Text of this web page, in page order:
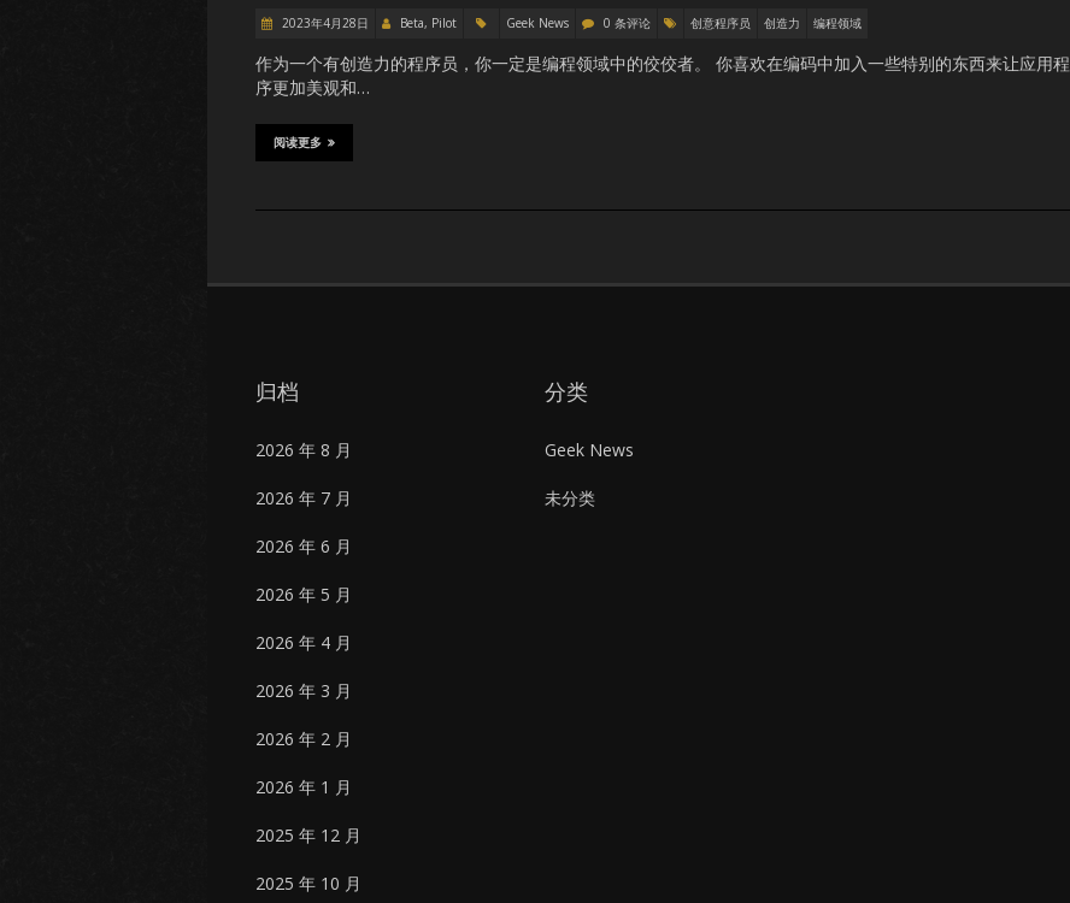
2023年4月28日 Beta, Pilot Geek News 0 条评论 创意程序员 创造力 编程领域
作为一个有创造力的程序员，你一定是编程领域中的佼佼者。 你喜欢在编码中加入一些特别的东西来让应用程
序更加美观和…
阅读更多
归档
2026 年 8 月
2026 年 7 月
2026 年 6 月
2026 年 5 月
2026 年 4 月
2026 年 3 月
2026 年 2 月
2026 年 1 月
2025 年 12 月
2025 年 10 月
分类
Geek News
未分类